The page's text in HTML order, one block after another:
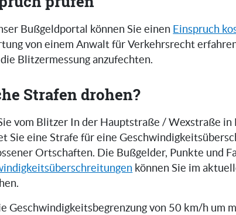
Bußgeldportal können Sie einen Einspruch
von einem Anwalt für Verkehrsrecht
Blitzermessung anzufechten.
Strafen drohen?
vom Blitzer In der Hauptstraße / Wexstraße
Sie eine Strafe für eine
Ortschaften. Die Bußgelder, Punkte und
können Sie im
Geschwindigkeitsbegrenzung von 50 km/h um